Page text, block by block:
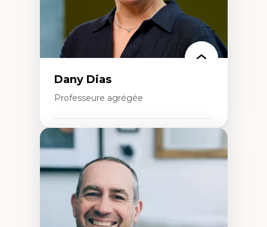
Dany Dias
Professeure agrégée
Pédagogies critiques et justice sociale
Éthique relationnelle et sollicitude en
éducation
Décolonisation et autochtonisation de la
formation à l’enseignement
Littératie et didactique du français
Éducation inclusive
Formation à l’enseignement en contexte